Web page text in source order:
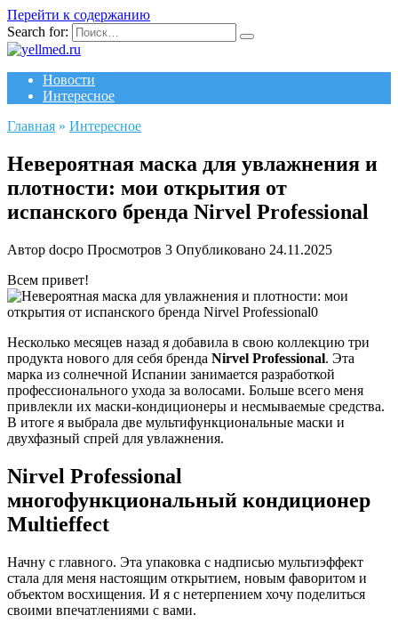
Перейти к содержанию
Search for:
Новости
Интересное
Главная » Интересное
Невероятная маска для увлажнения и
плотности: мои открытия от
испанского бренда Nirvel Professional
Автор docpo Просмотров 3 Опубликовано 24.11.2025
Всем привет!
Несколько месяцев назад я добавила в свою коллекцию три
продукта нового для себя бренда Nirvel Professional. Эта
марка из солнечной Испании занимается разработкой
профессионального ухода за волосами. Больше всего меня
привлекли их маски-кондиционеры и несмываемые средства.
В итоге я выбрала две мультифункциональные маски и
двухфазный спрей для увлажнения.
Nirvel Professional
многофункциональный кондиционер
Multieffect
Начну с главного. Эта упаковка с надписью мультиэффект
стала для меня настоящим открытием, новым фаворитом и
объектом восхищения. И я с нетерпением хочу поделиться
своими впечатлениями с вами.